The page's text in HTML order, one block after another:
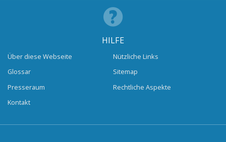
HILFE
Über diese Webseite
Glossar
Presseraum
Kontakt
Nützliche Links
Sitemap
Rechtliche Aspekte